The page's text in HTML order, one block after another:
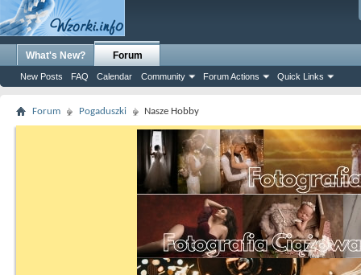
What's New? Forum
New Posts FAQ Calendar Community Forum Actions Quick Links
Forum Pogaduszki Nasze Hobby